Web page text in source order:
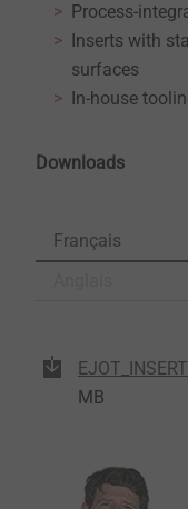
Process-
Inserts with
surfaces
In-house
Downloads
Français
MB